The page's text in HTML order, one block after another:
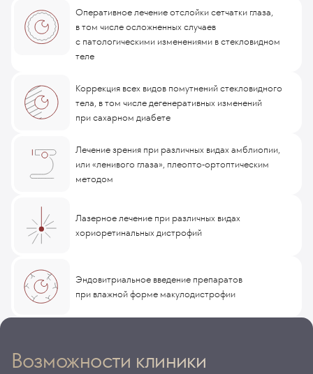
Оперативное лечение отслойки сетчатки глаза,
в том числе осложненных случаев
с патологическими изменениями в стекловидном
теле
Коррекция всех видов помутнений стекловидного
тела, в том числе дегенеративных изменений
при сахарном диабете
Лечение зрения при различных видах амблиопии,
или «ленивого глаза», плеопто-ортоптическим
методом
Лазерное лечение при различных видах
хориоретинальных дистрофий
Эндовитриальное введение препаратов
при влажной форме макулодистрофии
Возможности клиники